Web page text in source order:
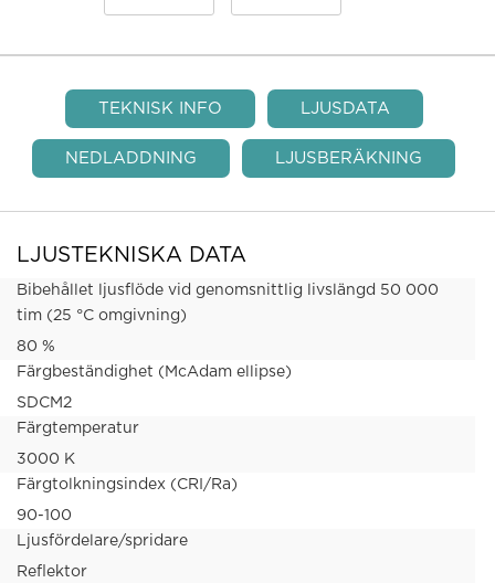
TEKNISK INFO LJUSDATA
NEDLADDNING LJUSBERÄKNING
LJUSTEKNISKA DATA
Bibehållet ljusflöde vid genomsnittlig livslängd 50 000
tim (25 °C omgivning)
80 %
Färgbeständighet (McAdam ellipse)
SDCM2
Färgtemperatur
3000 K
Färgtolkningsindex (CRI/Ra)
90-100
Ljusfördelare/spridare
Reflektor